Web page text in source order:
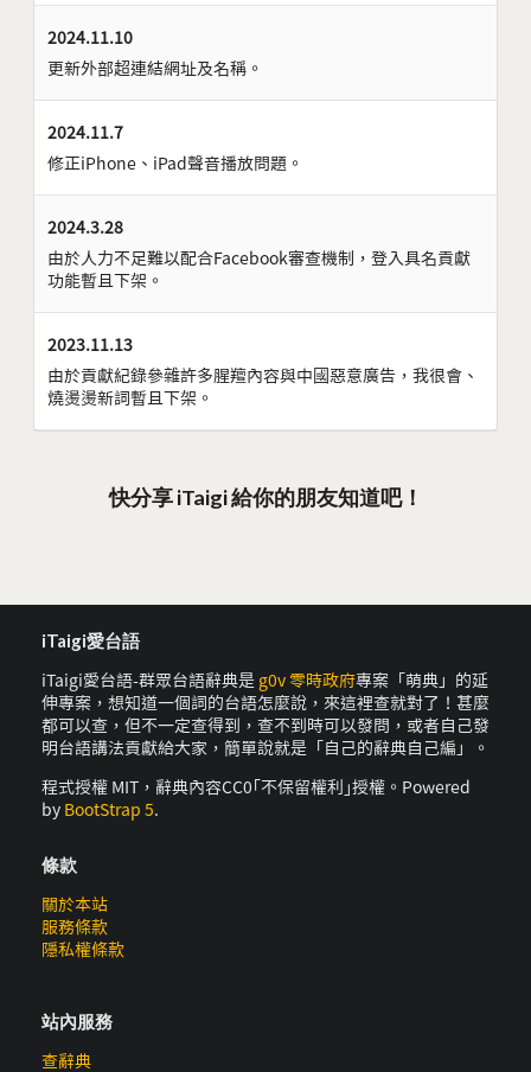
2024.11.10
更新外部超連結網址及名稱。
2024.11.7
修正iPhone、iPad聲音播放問題。
2024.3.28
由於人力不足難以配合Facebook審查機制，登入具名貢獻
功能暫且下架。
2023.11.13
由於貢獻紀錄參雜許多腥羶內容與中國惡意廣告，我很會、
燒燙燙新詞暫且下架。
快分享 iTaigi 給你的朋友知道吧！
iTaigi愛台語
iTaigi愛台語-群眾台語辭典是 g0v 零時政府專案「萌典」的延
伸專案，想知道一個詞的台語怎麼說，來這裡查就對了！甚麼
都可以查，但不一定查得到，查不到時可以發問，或者自己發
明台語講法貢獻給大家，簡單說就是「自己的辭典自己編」。
程式授權 MIT，辭典內容CC0｢不保留權利｣授權。Powered
by BootStrap 5.
條款
關於本站
服務條款
隱私權條款
站內服務
查辭典